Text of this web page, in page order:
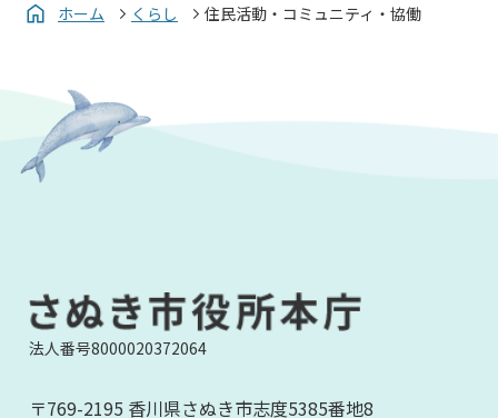
ホーム くらし 住民活動・コミュニティ・協働
法人番号8000020372064
〒769-2195 香川県さぬき市志度5385番地8